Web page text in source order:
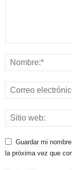
Guardar mi
la próxima vez que